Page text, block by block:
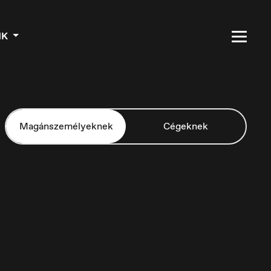
Magánszemélyeknek Cégeknek